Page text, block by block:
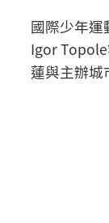
國際少年運
Igor
蓮與主辦城